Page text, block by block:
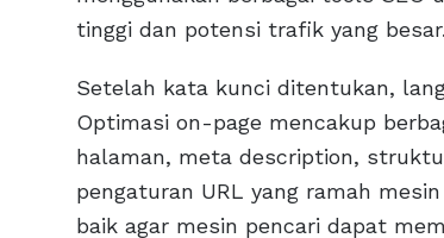
tinggi dan potensi trafik yang besar.
Setelah kata kunci ditentukan,
Optimasi on-page mencakup
halaman, meta description,
pengaturan URL yang ramah
baik agar mesin pencari dapat